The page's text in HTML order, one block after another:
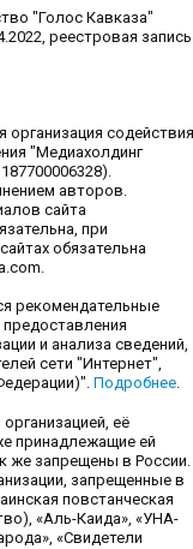
"Голос Кавказа"
реестровая запись
содействия
"Медиахолдинг
авторов.
сайта
при
обязательна
рекомендательные
и анализа сведений,
сети "Интернет",
Подробнее.
её
принадлежащие ей
же запрещены в России.
запрещенные в
повстанческая
«Аль-Каида», «УНА-
«Свидетели